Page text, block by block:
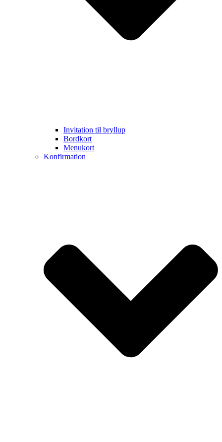
Invitation til bryllup
Bordkort
Menukort
Konfirmation